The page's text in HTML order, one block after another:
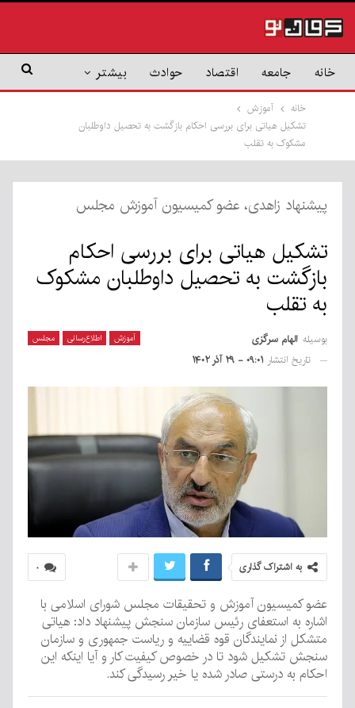
خانه جامعه اقتصاد حوادث بیشتر
خانه
آموزش
تشکیل هیاتی برای بررسی احکام بازگشت به تحصیل داوطلبان
مشکوک به تقلب
پیشنهاد زاهدی، عضو کمیسیون آموزش مجلس
تشکیل هیاتی برای بررسی احکام
بازگشت به تحصیل داوطلبان مشکوک
به تقلب
آموزش اطلاع‌رسانی مجلس بوسیله الهام سرگزی
تاریخ انتشار ۰۹:۰۱ - ۲۹ آذر ۱۴۰۲
۰ به اشتراک گذاری
عضو کمیسیون آموزش و تحقیقات مجلس شورای اسلامی با
اشاره به استعفای رئیس سازمان سنجش پیشنهاد داد: هیاتی
متشکل از نمایندگان قوه قضاییه و ریاست جمهوری و سازمان
سنجش تشکیل شود تا در خصوص کیفیت کار و آیا اینکه این
احکام به درستی صادر شده یا خیر رسیدگی کند.